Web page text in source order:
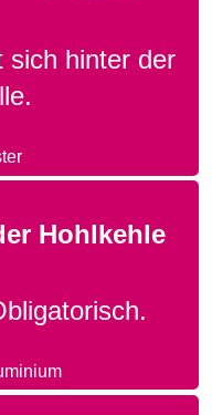
sich hinter der
Hohlkehle